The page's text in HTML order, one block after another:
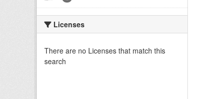
Licenses
There are no Licenses that match this
search